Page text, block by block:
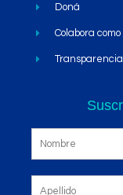
Doná
Colabora
Transparencia